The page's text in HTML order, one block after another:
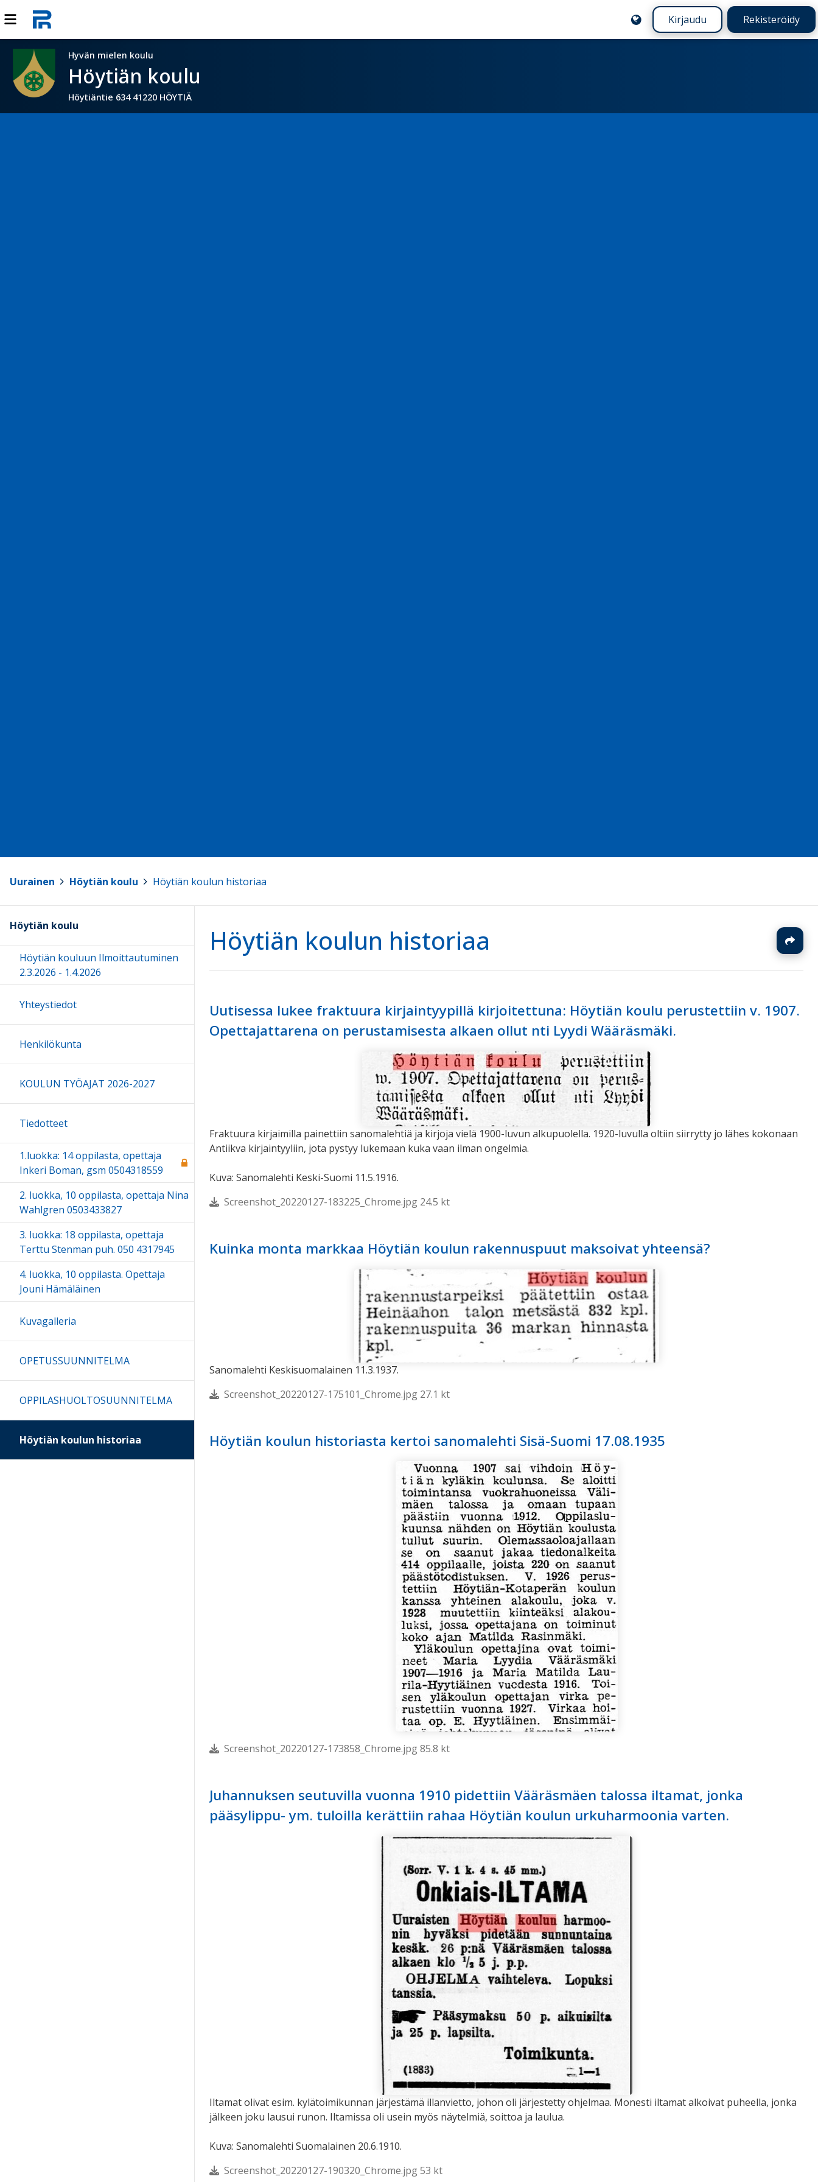
Kirjaudu Rekisteröidy
Hyvän mielen koulu
Höytiän koulu
Höytiäntie 634 41220 HÖYTIÄ
Uurainen Höytiän koulu Höytiän koulun historiaa
Höytiän koulun historiaa
Uutisessa lukee fraktuura kirjaintyypillä kirjoitettuna: Höytiän koulu perustettiin v. 1907.
Opettajattarena on perustamisesta alkaen ollut nti Lyydi Wääräsmäki.
Fraktuura kirjaimilla painettiin sanomalehtiä ja kirjoja vielä 1900-luvun alkupuolella. 1920-luvulla oltiin siirrytty jo lähes kokonaan
Antiikva kirjaintyyliin, jota pystyy lukemaan kuka vaan ilman ongelmia.
Kuva: Sanomalehti Keski-Suomi 11.5.1916.
Screenshot_20220127-183225_Chrome.jpg 24.5 kt
Kuinka monta markkaa Höytiän koulun rakennuspuut maksoivat yhteensä?
Sanomalehti Keskisuomalainen 11.3.1937.
Screenshot_20220127-175101_Chrome.jpg 27.1 kt
Höytiän koulun historiasta kertoi sanomalehti Sisä-Suomi 17.08.1935
Screenshot_20220127-173858_Chrome.jpg 85.8 kt
Juhannuksen seutuvilla vuonna 1910 pidettiin Vääräsmäen talossa iltamat, jonka
pääsylippu- ym. tuloilla kerättiin rahaa Höytiän koulun urkuharmoonia varten.
Iltamat olivat esim. kylätoimikunnan järjestämä illanvietto, johon oli järjestetty ohjelmaa. Monesti iltamat alkoivat puheella, jonka
jälkeen joku lausui runon. Iltamissa oli usein myös näytelmiä, soittoa ja laulua.
Kuva: Sanomalehti Suomalainen 20.6.1910.
Screenshot_20220127-190320_Chrome.jpg 53 kt
Höytiän koulu
Höytiän kouluun Ilmoittautuminen
2.3.2026 - 1.4.2026
Yhteystiedot
Henkilökunta
KOULUN TYÖAJAT 2026-2027
Tiedotteet
1.luokka: 14 oppilasta, opettaja
Inkeri Boman, gsm 0504318559
2. luokka, 10 oppilasta, opettaja Nina
Wahlgren 0503433827
3. luokka: 18 oppilasta, opettaja
Terttu Stenman puh. 050 4317945
4. luokka, 10 oppilasta. Opettaja
Jouni Hämäläinen
Kuvagalleria
OPETUSSUUNNITELMA
OPPILASHUOLTOSUUNNITELMA
Höytiän koulun historiaa